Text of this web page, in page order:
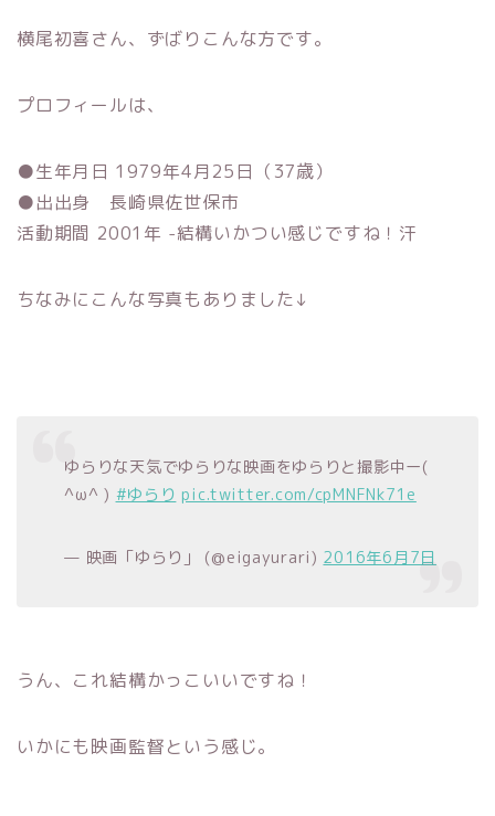
横尾初喜さん、ずばりこんな方です。
プロフィールは、
●生年月日 1979年4月25日（37歳）
●出出身 長崎県佐世保市
活動期間 2001年 -結構いかつい感じですね！汗
ちなみにこんな写真もありました↓
ゆらりな天気でゆらりな映画をゆらりと撮影中ー(
^ω^ ) #ゆらり pic.twitter.com/cpMNFNk71e
— 映画「ゆらり」 (@eigayurari) 2016年6月7日
うん、これ結構かっこいいですね！
いかにも映画監督という感じ。